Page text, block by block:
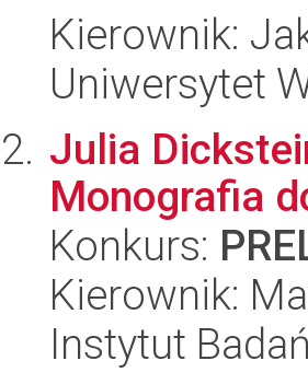
Kierownik:
Uniwersytet
Julia
Monografia
Konkurs:
Kierownik:
Instytut